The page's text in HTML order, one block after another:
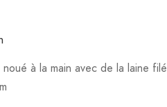
noué à la main avec de la laine